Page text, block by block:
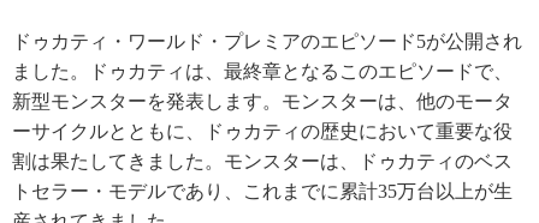
ドゥカティ・ワールド・プレミアのエピソード5が公開され
ました。ドゥカティは、最終章となるこのエピソードで、
新型モンスターを発表します。モンスターは、他のモータ
ーサイクルとともに、ドゥカティの歴史において重要な役
割は果たしてきました。モンスターは、ドゥカティのベス
トセラー・モデルであり、これまでに累計35万台以上が生